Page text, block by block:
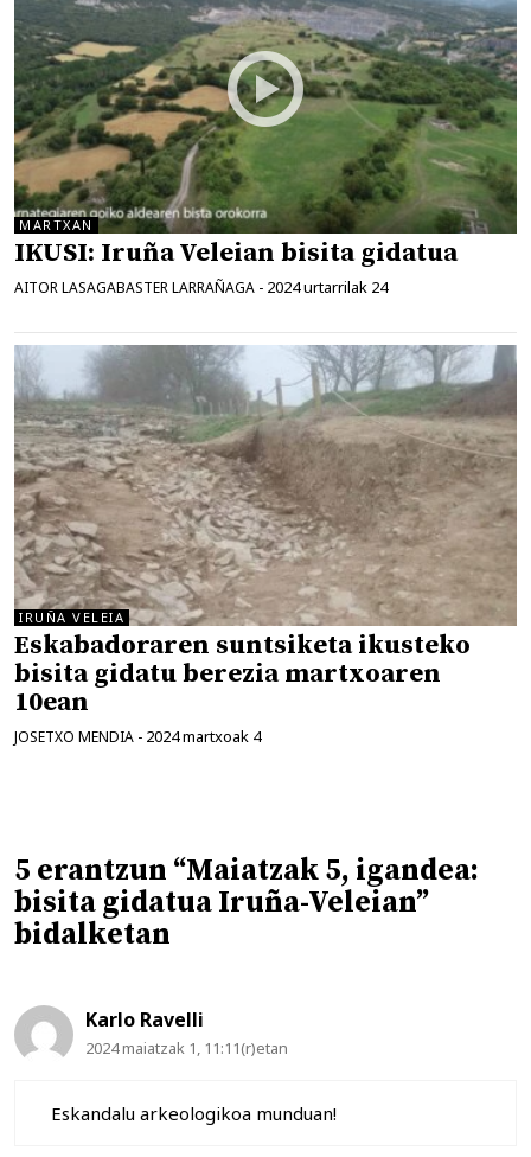
MARTXAN
IKUSI: Iruña Veleian bisita gidatua
AITOR LASAGABASTER LARRAÑAGA - 2024 urtarrilak 24
IRUÑA VELEIA
Eskabadoraren suntsiketa ikusteko
bisita gidatu berezia martxoaren
10ean
JOSETXO MENDIA - 2024 martxoak 4
5 erantzun “Maiatzak 5, igandea:
bisita gidatua Iruña-Veleian”
bidalketan
Karlo Ravelli
2024 maiatzak 1, 11:11(r)etan
Eskandalu arkeologikoa munduan!